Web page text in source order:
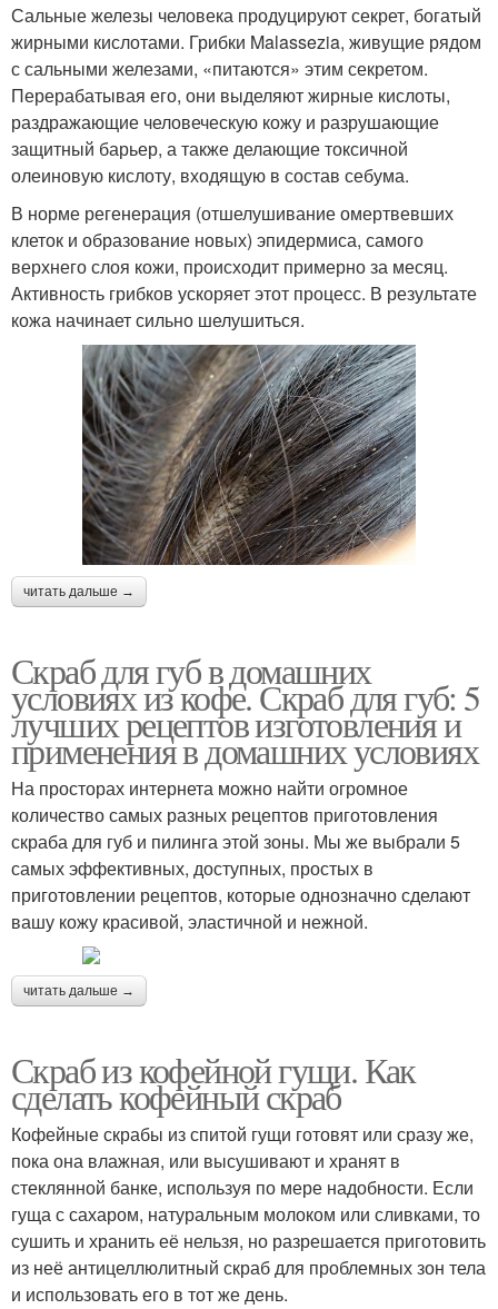
Сальные железы человека продуцируют секрет, богатый
жирными кислотами. Грибки Malassezia, живущие рядом
с сальными железами, «питаются» этим секретом.
Перерабатывая его, они выделяют жирные кислоты,
раздражающие человеческую кожу и разрушающие
защитный барьер, а также делающие токсичной
олеиновую кислоту, входящую в состав себума.
В норме регенерация (отшелушивание омертвевших
клеток и образование новых) эпидермиса, самого
верхнего слоя кожи, происходит примерно за месяц.
Активность грибков ускоряет этот процесс. В результате
кожа начинает сильно шелушиться.
читать дальше →
Скраб для губ в домашних
условиях из кофе. Скраб для губ: 5
лучших рецептов изготовления и
применения в домашних условиях
На просторах интернета можно найти огромное
количество самых разных рецептов приготовления
скраба для губ и пилинга этой зоны. Мы же выбрали 5
самых эффективных, доступных, простых в
приготовлении рецептов, которые однозначно сделают
вашу кожу красивой, эластичной и нежной.
читать дальше →
Скраб из кофейной гущи. Как
сделать кофейный скраб
Кофейные скрабы из спитой гущи готовят или сразу же,
пока она влажная, или высушивают и хранят в
стеклянной банке, используя по мере надобности. Если
гуща с сахаром, натуральным молоком или сливками, то
сушить и хранить её нельзя, но разрешается приготовить
из неё антицеллюлитный скраб для проблемных зон тела
и использовать его в тот же день.